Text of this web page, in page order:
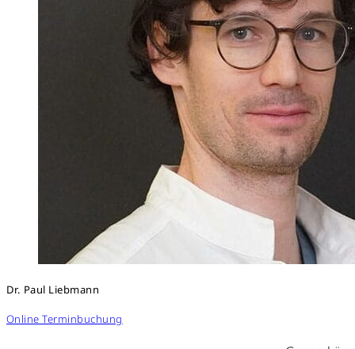
Dr. Paul Liebmann
Online Terminbuchung